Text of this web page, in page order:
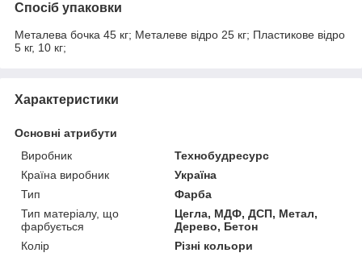
Спосіб упаковки
Металева бочка 45 кг; Металеве відро 25 кг; Пластикове відро
5 кг, 10 кг;
Характеристики
Основні атрибути
Виробник
Технобудресурс
Країна виробник
Україна
Тип
Фарба
Тип матеріалу, що
фарбується
Цегла, МДФ, ДСП, Метал,
Дерево, Бетон
Колір
Різні кольори